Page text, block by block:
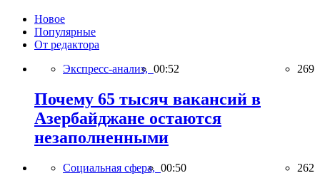
Новое
Популярные
От редактора
Экспресс-анализ, 00:52 269
Почему 65 тысяч вакансий в
Азербайджане остаются
незаполненными
Социальная сфера, 00:50 262